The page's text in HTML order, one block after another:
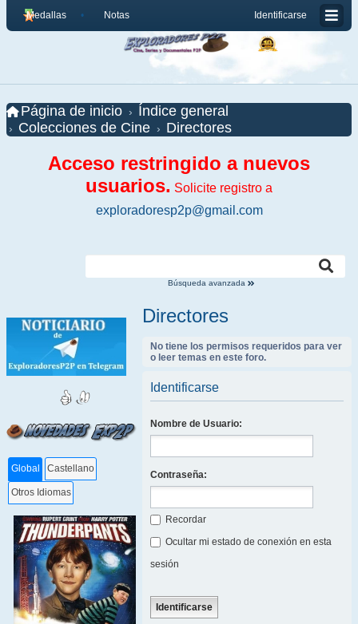
Identificarse
Medallas Notas
Página de inicio
Índice general
Colecciones de Cine
Directores
Acceso restringido a nuevos
usuarios. Solicite registro a
exploradoresp2p@gmail.com
Búsqueda avanzada
Global Castellano
Otros Idiomas
Directores
No tiene los permisos requeridos para ver
o leer temas en este foro.
Identificarse
Nombre de Usuario:
Contraseña:
Recordar
Ocultar mi estado de conexión en esta
sesión